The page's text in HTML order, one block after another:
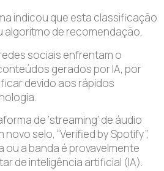
indicou que esta classificação
algoritmo de recomendação.
sociais enfrentam o
gerados por IA, por
devido aos rápidos
de ‘streaming’ de áudio
selo, “Verified by Spotify”,
ou a banda é provavelmente
de inteligência artificial (IA).